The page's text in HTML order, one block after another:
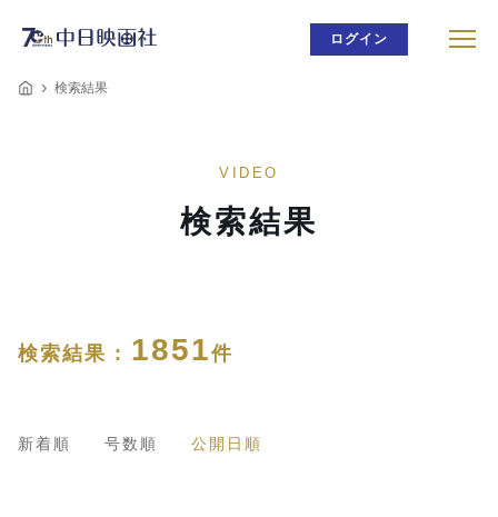
ログイン
検索結果
VIDEO
検索結果
検索結果 : 1851件
新着順 号数順 公開日順